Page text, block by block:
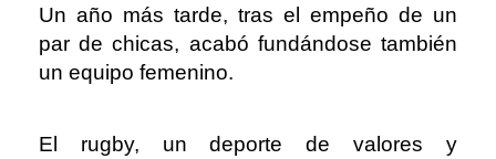
Un año más tarde, tras el empeño de un
par de chicas, acabó fundándose también
un equipo femenino.
El rugby, un deporte de valores y